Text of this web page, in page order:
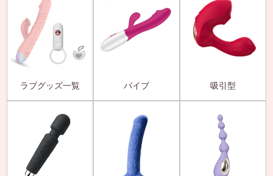
ラブグッズ一覧 バイブ 吸引型